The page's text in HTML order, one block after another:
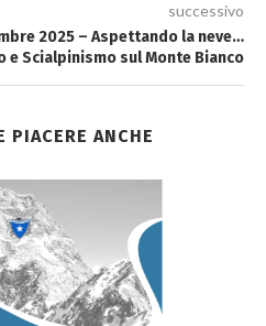
successivo
2025 – Aspettando la neve…
e Scialpinismo sul Monte Bianco
PIACERE ANCHE